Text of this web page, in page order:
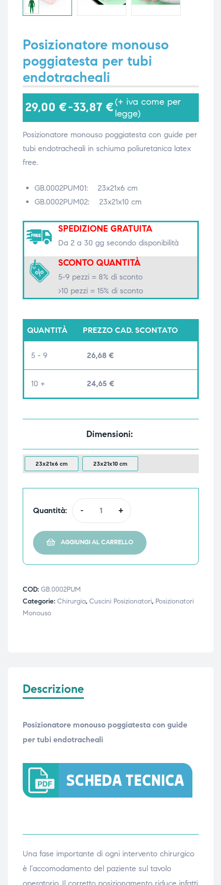
Posizionatore monouso
poggiatesta per tubi
endotracheali
29,00 €-33,87 €(+ iva come per
legge)
Posizionatore monouso poggiatesta con guide per
tubi endotracheali in schiuma poliuretanica latex
free.
GB.0002PUM01: 23x21x6 cm
GB.0002PUM02: 23x21x10 cm
SPEDIZIONE GRATUITA
Da 2 a 30 gg secondo disponibilità
SCONTO QUANTITÀ
5-9 pezzi = 8% di sconto
>10 pezzi = 15% di sconto
QUANTITÀ PREZZO CAD. SCONTATO
5 - 9 26,68 €
10 + 24,65 €
Dimensioni
23x21x6 cm 23x21x10 cm
Quantità: - +
AGGIUNGI AL CARRELLO
COD: GB.0002PUM
Categorie: Chirurgia, Cuscini Posizionatori, Posizionatori
Monouso
Descrizione
Posizionatore monouso poggiatesta con guide
per tubi endotracheali
Una fase importante di ogni intervento chirurgico
è l’accomodamento del paziente sul tavolo
operatorio. Il corretto posizionamento riduce infatti